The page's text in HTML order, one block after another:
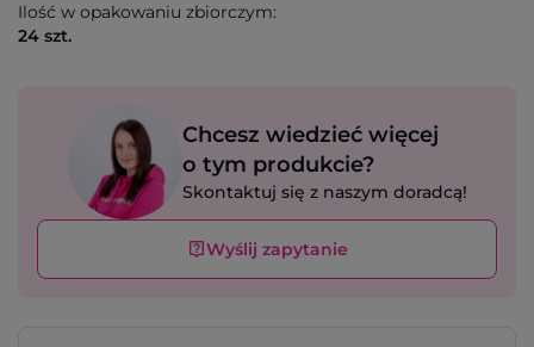
Ilość w opakowaniu zbiorczym:
24 szt.
Chcesz wiedzieć więcej
o tym produkcie?
Skontaktuj się z naszym doradcą!
Wyślij zapytanie